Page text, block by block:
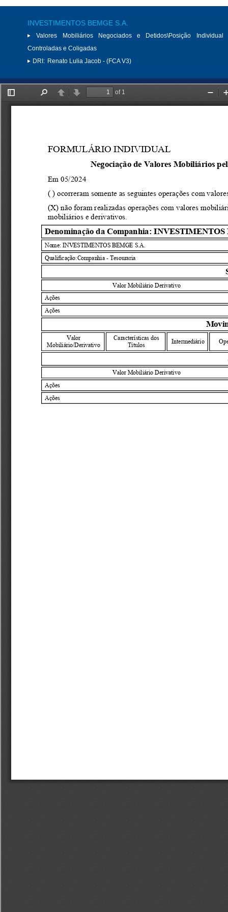
INVESTIMENTOS BEMGE S.A.
Valores Mobiliários Negociados e Detidos\Posição
Controladas e Coligadas
DRI: Renato Lulia Jacob - (FCA V3)